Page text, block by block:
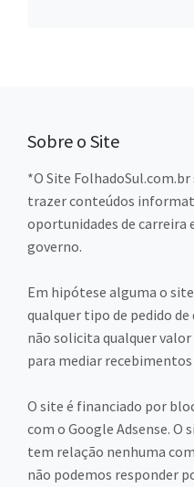
Sobre o Site
*O Site
trazer conteúdos
oportunidades de carreira
governo.
Em hipótese alguma o
qualquer tipo de pedido
não solicita qualquer
para mediar recebimentos
O site é financiado por
com o Google Adsense. O
tem relação nenhuma
não podemos responder